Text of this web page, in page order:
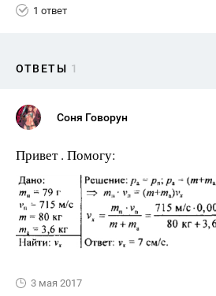
1 ответ
ОТВЕТЫ 1
Соня Говорун
Привет . Помогу:
3 мая 2017